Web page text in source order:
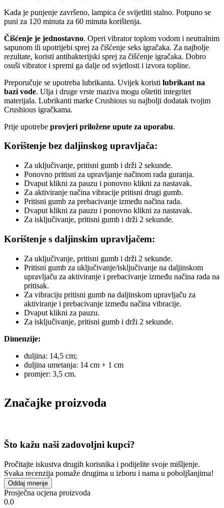
Kada je punjenje završeno, lampica će svijetliti stalno. Potpuno se
puni za 120 minuta za 60 minuta korištenja.
Čišćenje je jednostavno. Operi vibrator toplom vodom i neutralnim
sapunom ili upotrijebi sprej za čišćenje seks igračaka. Za najbolje
rezultate, koristi antibakterijski sprej za čišćenje igračaka. Dobro
osuši vibrator i spremi ga dalje od svjetlosti i izvora topline.
Preporučuje se upotreba lubrikanta. Uvijek koristi lubrikant na
bazi vode. Ulja i druge vrste maziva mogu oštetiti integritet
materijala. Lubrikanti marke Crushious su najbolji dodatak tvojim
Crushious igračkama.
Prije upotrebe provjeri priložene upute za uporabu.
Korištenje bez daljinskog upravljača:
Za uključivanje, pritisni gumb i drži 2 sekunde.
Ponovno pritisni za upravljanje načinom rada guranja.
Dvaput klikni za pauzu i ponovno klikni za nastavak.
Za aktiviranje načina vibracije pritisni drugi gumb.
Pritisni gumb za prebacivanje između načina rada.
Dvaput klikni za pauzu i ponovno klikni za nastavak.
Za isključivanje, pritisni gumb i drži 2 sekunde.
Korištenje s daljinskim upravljačem:
Za uključivanje, pritisni gumb i drži 2 sekunde.
Pritisni gumb za uključivanje/isključivanje na daljinskom
upravljaču za aktiviranje i prebacivanje između načina rada na
pritisak.
Za vibraciju pritisni gumb na daljinskom upravljaču za
aktiviranje i prebacivanje između načina vibracije.
Dvaput klikni za pauzu.
Za isključivanje, pritisni gumb i drži 2 sekunde.
Dimenzije:
duljina: 14,5 cm;
duljina umetanja: 14 cm + 1 cm
promjer: 3,5 cm.
Značajke proizvoda
Što kažu naši zadovoljni kupci?
Pročitajte iskustva drugih korisnika i podijelite svoje mišljenje.
Svaka recenzija pomaže drugima u izboru i nama u poboljšanjima!
Oddaj mnenje
Prosječna ocjena proizvoda
0.0